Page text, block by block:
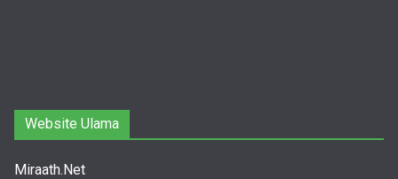
Website Ulama
Miraath.Net